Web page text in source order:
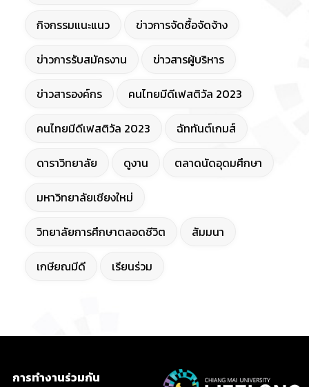
กิจกรรมแนะแนว ข่าวการจัดซื้อจัดจ้าง
ข่าวการรับสมัครงาน ข่าวสารผู้บริหาร
ข่าวสารองค์กร คนไทยมีดีเฟสติวัล 2023
คนไทยมีดีเฟสติวัล 2023 ฉัททันต์เกมส์
ดาราวิทยาลัย ดูงาน ตลาดนัดอุดมศึกษา
มหาวิทยาลัยเชียงใหม่
วิทยาลัยการศึกษาตลอดชีวิต สัมมนา
เกษียณมีดี เรียนร่วม
การทำงานร่วมกัน